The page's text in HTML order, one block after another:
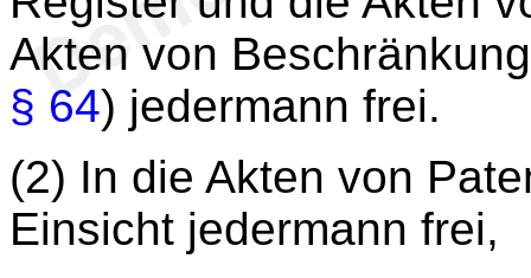
Akten von
§ 64) jedermann frei.
(2) In die Akten von
Einsicht jedermann frei,